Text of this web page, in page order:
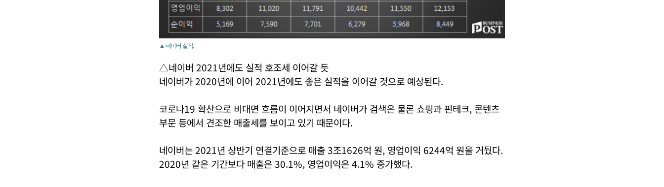
▲ 네이버 실적.
△네이버 2021년에도 실적 호조세 이어갈 듯
네이버가 2020년에 이어 2021년에도 좋은 실적을 이어갈 것으로 예상된다.
코로나19 확산으로 비대면 흐름이 이어지면서 네이버가 검색은 물론 쇼핑과 핀테크, 콘텐츠
부문 등에서 견조한 매출세를 보이고 있기 때문이다.
네이버는 2021년 상반기 연결기준으로 매출 3조1626억 원, 영업이익 6244억 원을 거뒀다.
2020년 같은 기간보다 매출은 30.1%, 영업이익은 4.1% 증가했다.